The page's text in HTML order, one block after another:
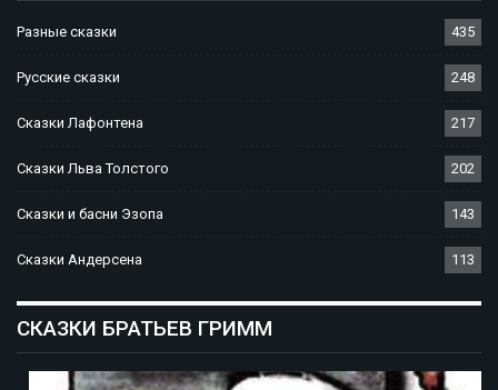
Разные сказки 435
Русские сказки 248
Сказки Лафонтена 217
Сказки Льва Толстого 202
Сказки и басни Эзопа 143
Сказки Андерсена 113
СКАЗКИ БРАТЬЕВ ГРИММ